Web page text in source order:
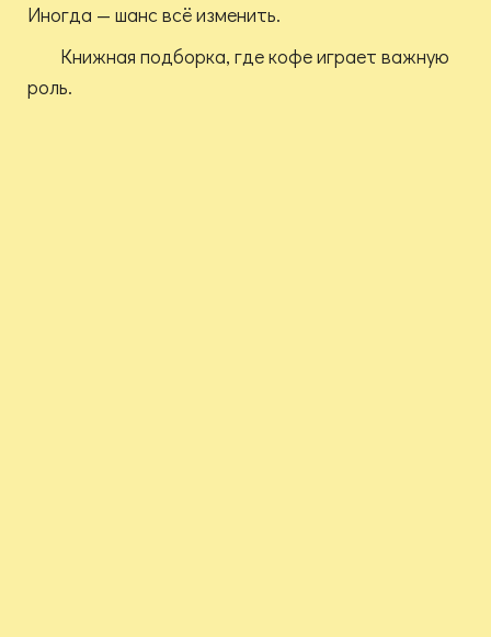
Иногда — шанс всё изменить.
Книжная подборка, где кофе играет важную
роль.